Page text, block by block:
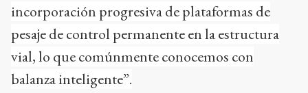
incorporación progresiva de plataformas de
pesaje de control permanente en la estructura
vial, lo que comúnmente conocemos con
balanza inteligente”.